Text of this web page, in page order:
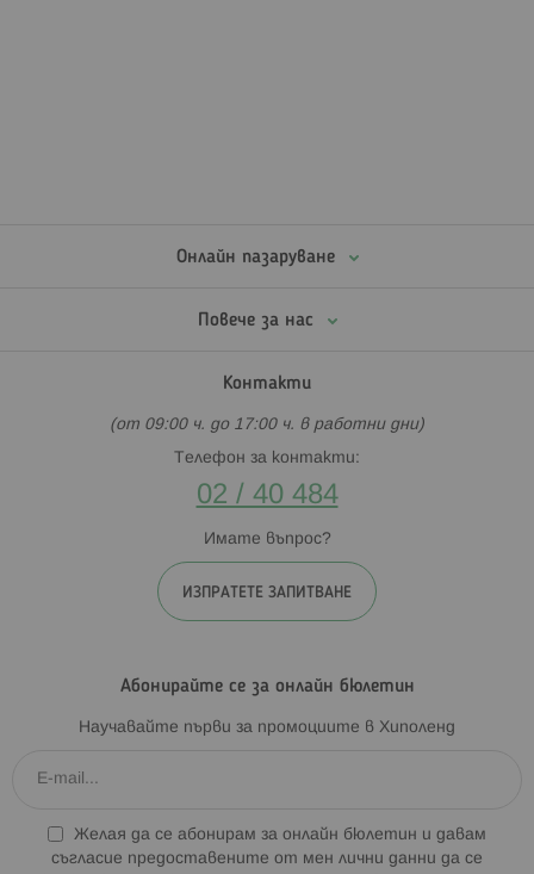
Онлайн пазаруване
Повече за нас
Контакти
(от 09:00 ч. до 17:00 ч. в работни дни)
Телефон за контакти:
02 / 40 484
Имате въпрос?
ИЗПРАТЕТЕ ЗАПИТВАНЕ
Абонирайте се за онлайн бюлетин
Научавайте първи за промоциите в Хиполенд
Желая да се абонирам за онлайн бюлетин и давам
съгласие предоставените от мен лични данни да се